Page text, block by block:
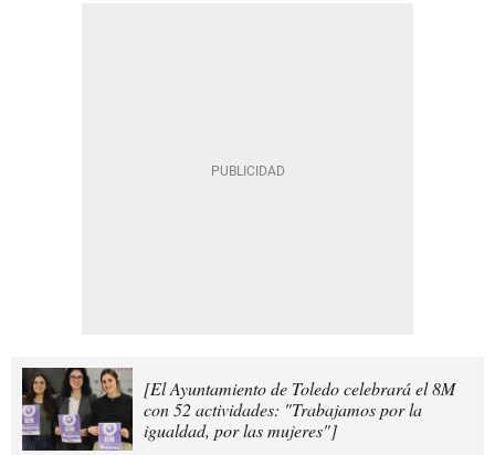
[El Ayuntamiento de Toledo celebrará el 8M
con 52 actividades: "Trabajamos por la
igualdad, por las mujeres"]